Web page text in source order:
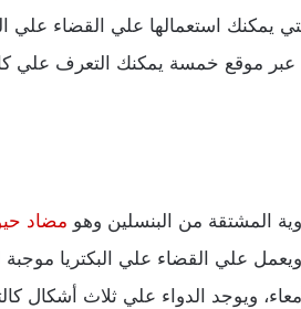
يمكنك استعمالها علي القضاء علي
عبر موقع خمسة يمكنك التعرف علي
المشتقة من البنسلين وهو مضاد
علي القضاء علي البكتريا موجبة
ويوجد الدواء علي ثلاث أشكال